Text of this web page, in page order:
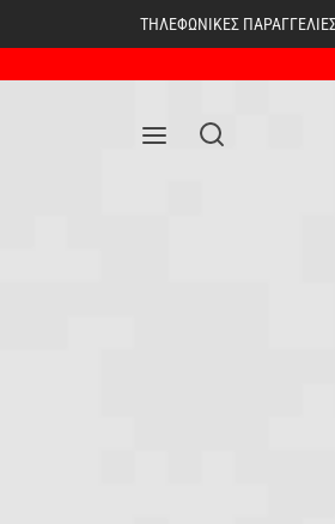
ΤΗΛΕΦΩΝΙΚΕΣ